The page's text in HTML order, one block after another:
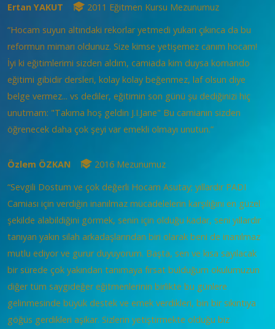
Ertan YAKUT
2011 Eğitmen Kursu Mezunumuz
“Hocam suyun altındaki rekorlar yetmedi yukarı çıkınca da bu
reformun mimarı oldunuz. Size kimse yetişemez canım hocam!
İyi ki eğitimlerimi sizden aldım, camiada kim duysa komando
eğitimi gibidir dersleri, kolay kolay beğenmez, laf olsun diye
belge vermez... vs dediler, eğitimin son günü şu dediğinizi hiç
unutmam: "Takıma hoş geldin J.I.Jane" Bu camianın sizden
öğrenecek daha çok şeyi var emekli olmayı unutun.”
Özlem ÖZKAN
2016 Mezunumuz
“Sevgili Dostum ve çok değerli Hocam Asutay; yıllardır PADI
Camiası için verdiğin inanılmaz mücadelelerin karşılığını en güzel
şekilde alabildiğini görmek, senin için olduğu kadar, seni yıllardır
tanıyan yakın silah arkadaşlarından biri olarak beni de inanılmaz
mutlu ediyor ve gurur duyuyorum. Başta, sen ve kısa sayılacak
bir sürede çok yakından tanımaya fırsat bulduğum okulumuzun
diğer tüm saygıdeğer eğitmenlerinin birlikte bu günlere
gelinmesinde büyük destek ve emek verdikleri, bin bir sıkıntıya
göğüs gerdikleri aşikar. Sizlerin yetiştirmekte olduğu biz